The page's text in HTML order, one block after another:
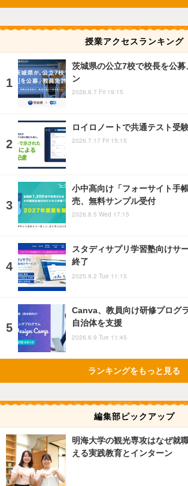
授業アクセスランキング
茨城県の公立7校で校長を公
ン
2026.8.7 Fri 19:15
ロイロノートで共通テスト受
2026.7.17 Fri 15:15
小中高向け「フォーサイト手
売、無料サンプル受付
2026.8.5 Wed 17:15
スタディサプリ学習塾向けサ
終了
2025.9.2 Tue 11:15
Canva、教員向け研修プログ
自治体を支援
2026.6.9 Tue 11:45
ランキングをもっと見る
編集部ピックアップ
明海大学の観光専攻はなぜ就
える実践教育とインターン